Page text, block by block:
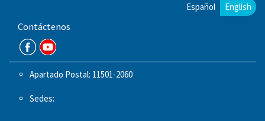
Español English
Contáctenos
Apartado Postal: 11501-2060
Sedes: